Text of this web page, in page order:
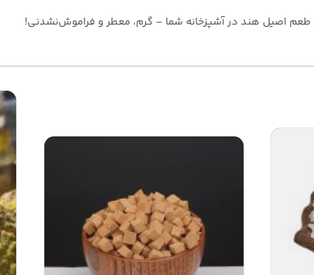
طعم اصیل هند در آشپزخانه شما – گرم، معطر و فراموش‌نشدنی!